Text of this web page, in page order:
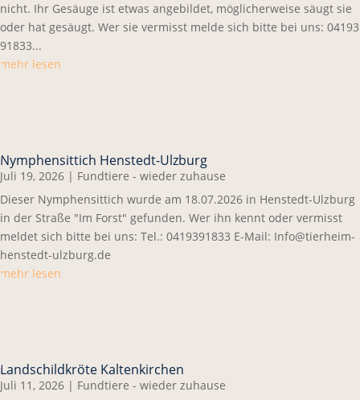
nicht. Ihr Gesäuge ist etwas angebildet, möglicherweise säugt sie
oder hat gesäugt. Wer sie vermisst melde sich bitte bei uns: 04193
91833...
mehr lesen
Nymphensittich Henstedt-Ulzburg
Juli 19, 2026 | Fundtiere - wieder zuhause
Dieser Nymphensittich wurde am 18.07.2026 in Henstedt-Ulzburg
in der Straße "Im Forst" gefunden. Wer ihn kennt oder vermisst
meldet sich bitte bei uns: Tel.: 0419391833 E-Mail: Info@tierheim-
henstedt-ulzburg.de
mehr lesen
Landschildkröte Kaltenkirchen
Juli 11, 2026 | Fundtiere - wieder zuhause